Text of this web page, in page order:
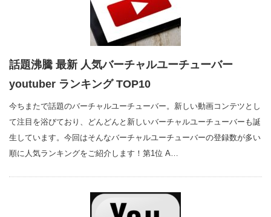
話題沸騰 最新 人気バーチャルユーチューバー
youtuber ランキング TOP10
今ちまたで話題のバーチャルユーチューバー。新しい動画コンテツとし
て注目を浴びており、どんどんと新しいバーチャルユーチューバーも誕
生しています。今回はそんなバーチャルユーチューバーの登録数が多い
順に人気ランキングをご紹介します！第1位 A…